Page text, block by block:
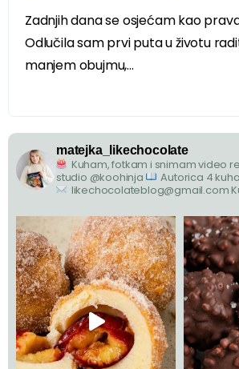
Zadnjih dana se osjećam kao
Odlučila sam prvi puta u životu
manjem obujmu,...
matejka_likechocolate
Kuham, fotkam i snimam video
studio @koohinja
Autorica 4
likechocolateblog@gmail.com